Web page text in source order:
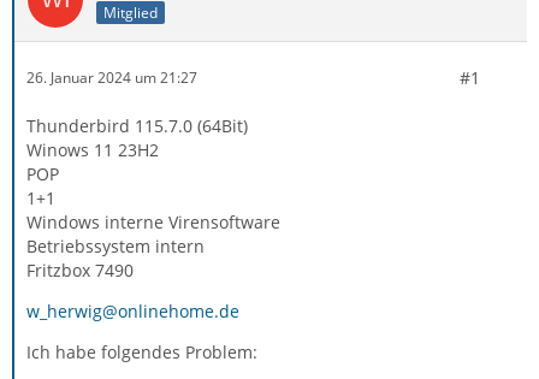
Mitglied
26. Januar 2024 um 21:27 #1
Thunderbird 115.7.0 (64Bit)
Winows 11 23H2
POP
1+1
Windows interne Virensoftware
Betriebssystem intern
Fritzbox 7490
w_herwig@onlinehome.de
Ich habe folgendes Problem: